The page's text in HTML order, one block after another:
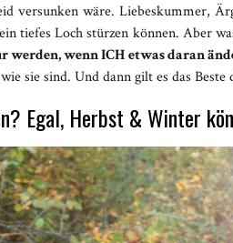
versunken wäre. Liebeskummer,
tiefes Loch stürzen können. Aber
werden, wenn ICH etwas daran
sie sind. Und dann gilt es das Beste
Egal, Herbst & Winter